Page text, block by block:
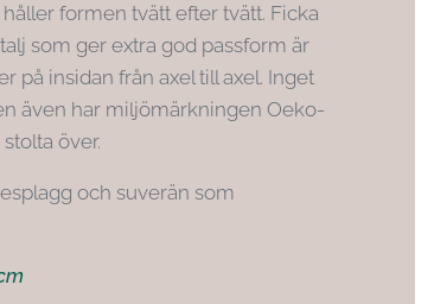
formen tvätt efter tvätt. Ficka
som ger extra god passform är
på insidan från axel till axel. Inget
även har miljömärkningen Oeko-
över.
och suverän som